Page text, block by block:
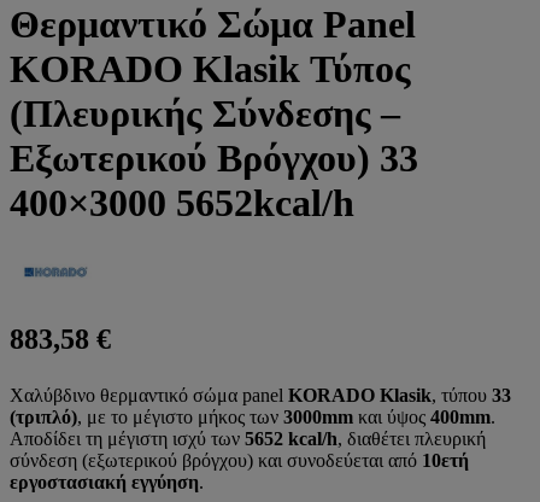
Θερμαντικό Σώμα Panel
KORADO Klasik Τύπος
(Πλευρικής Σύνδεσης –
Εξωτερικού Βρόγχου) 33
400×3000 5652kcal/h
883,58 €
Χαλύβδινο θερμαντικό σώμα panel KORADO Klasik, τύπου 33
(τριπλό), με το μέγιστο μήκος των 3000mm και ύψος 400mm.
Αποδίδει τη μέγιστη ισχύ των 5652 kcal/h, διαθέτει πλευρική
σύνδεση (εξωτερικού βρόγχου) και συνοδεύεται από 10ετή
εργοστασιακή εγγύηση.